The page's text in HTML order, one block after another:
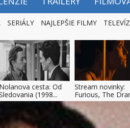
SERIÁLY NAJLEPŠIE FILMY
Nolanova cesta: Od
(1998...
Stream novinky:
Furious, The